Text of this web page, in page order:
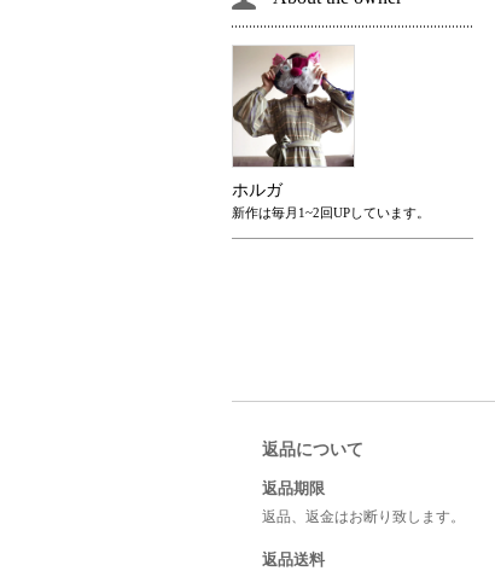
ホルガ
新作は毎月1~2回UPしています。
返品について
返品期限
返品、返金はお断り致します。
返品送料